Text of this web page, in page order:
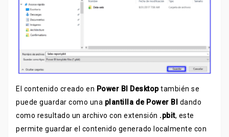
El contenido creado en Power BI Desktoptambién se
puede guardar como una plantilla de Power BI dando
como resultado un archivo con extensión .pbit, este
permite guardar el contenido generado localmente con